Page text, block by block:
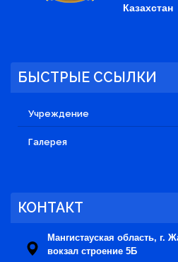
Казахстан
БЫСТРЫЕ ССЫЛКИ
Учреждение
Галерея
КОНТАКТ
Мангистауская область, г.
вокзал строение 5Б